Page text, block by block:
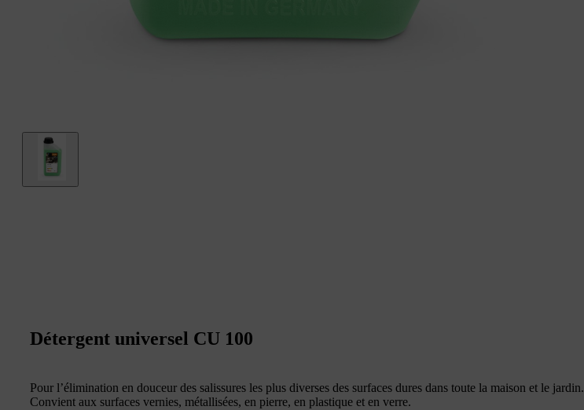
Détergent universel CU 100
Pour l’élimination en douceur des salissures les plus diverses des surfaces dures dans toute la maison et le jardin.
Convient aux surfaces vernies, métallisées, en pierre, en plastique et en verre.